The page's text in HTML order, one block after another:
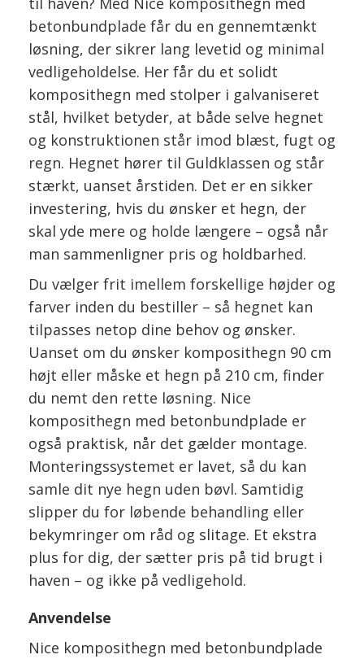
betonbundplade får du en gennemtænkt
løsning, der sikrer lang levetid og minimal
vedligeholdelse. Her får du et solidt
komposithegn med stolper i galvaniseret
stål, hvilket betyder, at både selve hegnet
og konstruktionen står imod blæst, fugt og
regn. Hegnet hører til Guldklassen og står
stærkt, uanset årstiden. Det er en sikker
investering, hvis du ønsker et hegn, der
skal yde mere og holde længere – også når
man sammenligner pris og holdbarhed.
Du vælger frit imellem forskellige højder og
farver inden du bestiller – så hegnet kan
tilpasses netop dine behov og ønsker.
Uanset om du ønsker komposithegn 90 cm
højt eller måske et hegn på 210 cm, finder
du nemt den rette løsning. Nice
komposithegn med betonbundplade er
også praktisk, når det gælder montage.
Monteringssystemet er lavet, så du kan
samle dit nye hegn uden bøvl. Samtidig
slipper du for løbende behandling eller
bekymringer om råd og slitage. Et ekstra
plus for dig, der sætter pris på tid brugt i
haven – og ikke på vedligehold.
Anvendelse
Nice komposithegn med betonbundplade